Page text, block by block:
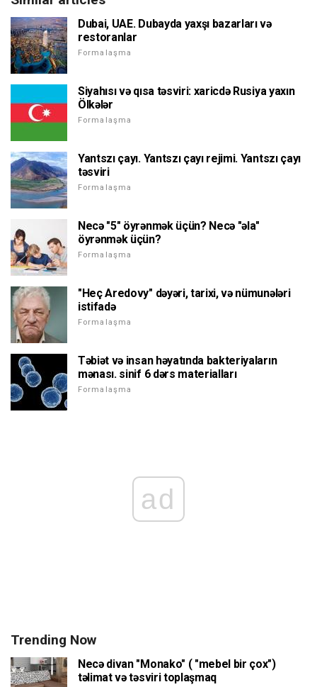
Dubai, UAE. Dubayda yaxşı bazarları və
restoranlar
Formalaşma
Siyahısı və qısa təsviri: xaricdə Rusiya yaxın
Ölkələr
Formalaşma
Yantszı çayı. Yantszı çayı rejimi. Yantszı çayı
təsviri
Formalaşma
Necə "5" öyrənmək üçün? Necə "əla"
öyrənmək üçün?
Formalaşma
"Heç Aredovy" dəyəri, tarixi, və nümunələri
istifadə
Formalaşma
Təbiət və insan həyatında bakteriyaların
mənası. sinif 6 dərs materialları
Formalaşma
ad
Trending Now
Necə divan "Monako" ( "mebel bir çox")
təlimat və təsviri toplaşmaq